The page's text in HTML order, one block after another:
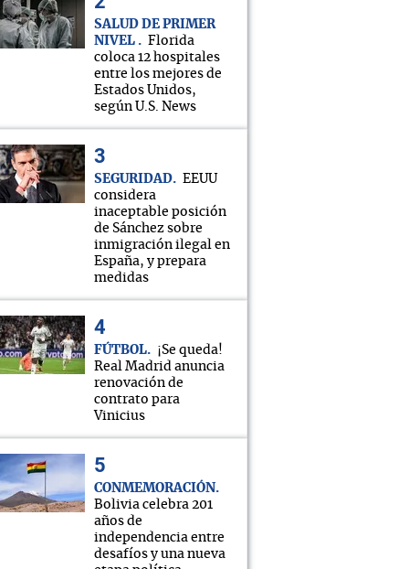
SALUD DE PRIMER
NIVEL
Florida
coloca 12 hospitales
entre los mejores de
Estados Unidos,
según U.S. News
SEGURIDAD
EEUU
considera
inaceptable posición
de Sánchez sobre
inmigración ilegal en
España, y prepara
medidas
FÚTBOL
¡Se queda!
Real Madrid anuncia
renovación de
contrato para
Vinicius
CONMEMORACIÓN
Bolivia celebra 201
años de
independencia entre
desafíos y una nueva